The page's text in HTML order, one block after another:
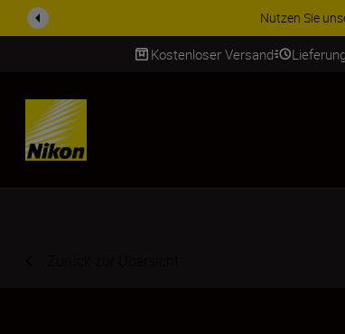
ZUBEHÖR IM
Kostenloser Versand
SKIP